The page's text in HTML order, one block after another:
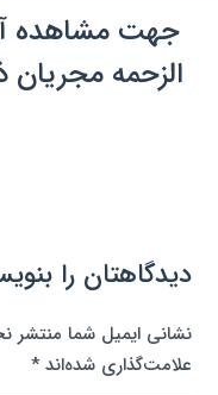
جهت مشاهده
الزحمهمجریان
دیدگاهتان را
نشانی ایمیل شما منتشر
علامت‌گذاری شده‌اند*